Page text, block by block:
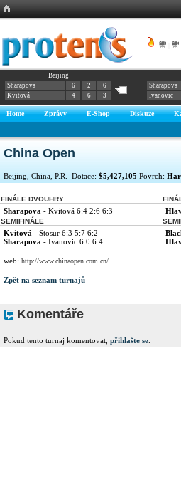
Beijing
Sharapova
6 2
6
Kvitová
4 6 3
Sharapova
Ivanovic
Home Zprávy E-Shop Diskuze
China Open
Beijing, China, P.R. Dotace: $5,427,105 Povrch:
FINÁLE DVOUHRY
Sharapova - Kvitová 6:4 2:6 6:3
SEMIFINÁLE
Kvitová - Stosur 6:3 5:7 6:2
Sharapova - Ivanovic 6:0 6:4
web: http://www.chinaopen.com.cn/
Zpět na seznam turnajů
Komentáře
Pokud tento turnaj komentovat, přihlašte se